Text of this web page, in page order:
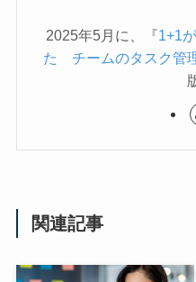
2025年5月に、『1+1
た チームのタスク管
関連記事